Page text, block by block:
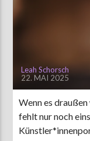
00:00
ZU HÖREN IN
Leah Schorsch
22. MAI 2025
Wenn es
fehlt nur noch